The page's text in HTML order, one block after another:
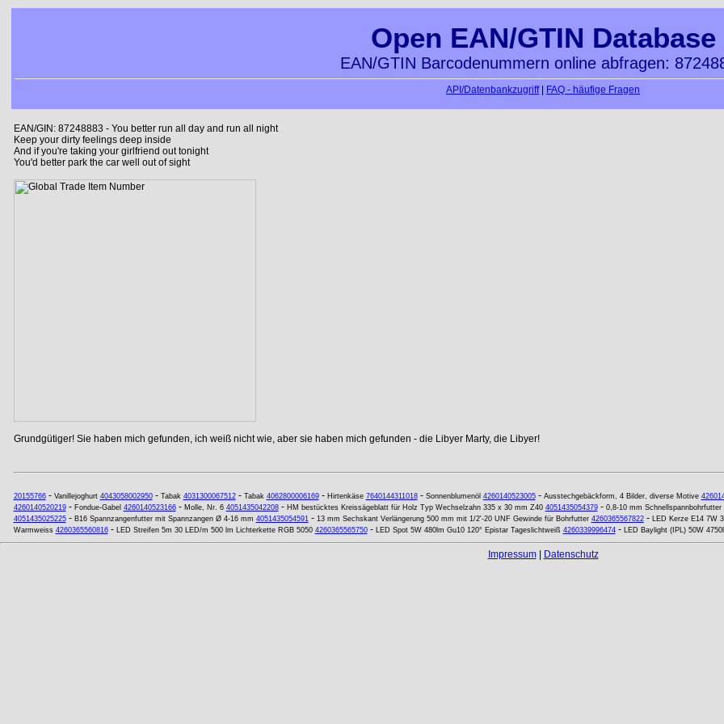
Open EAN/GTIN Database
EAN/GTIN Barcodenummern online abfragen:
API/Datenbankzugriff| FAQ - häufige Fragen
EAN/GIN: 87248883 - You better run all day and run all night
Keep your dirty feelings deep inside
And if you're taking your girlfriend out tonight
You'd better park the car well out of sight
Grundgütiger! Sie haben mich gefunden, ich weiß nicht wie, aber sie haben mich gefunden - die Libyer Marty, die Libyer!
20155766- Vanillejoghurt 4043058002950- Tabak 4031300067512- Tabak 4062800006169- Hirtenkäse 7640144311018- Sonnenblumenöl 4260140523005- Ausstechgebäckform, 4 Bilder, diverse Motive
4260140520219- Fondue-Gabel 4260140523166- Molle, Nr. 6 4051435042208- HM bestücktes Kreissägeblatt für Holz Typ Wechselzahn 335 x 30 mm Z40 4051435054379- 0,8-10 mm
4051435025225- B16 Spannzangenfutter mit Spannzangen Ø 4-16 mm 4051435054591- 13 mm Sechskant Verlängerung 500 mm mit 1/2'-20 UNF Gewinde für Bohrfutter 4260365567822- LED Kerze E14 7W
Warmweiss 4260365560816- LED Streifen 5m 30 LED/m 500 lm Lichterkette RGB 5050 4260365565750- LED Spot 5W 480lm Gu10 120° Epistar Tageslichtweiß 4260339996474- LED Baylight (IPL) 50W
Impressum| Datenschutz